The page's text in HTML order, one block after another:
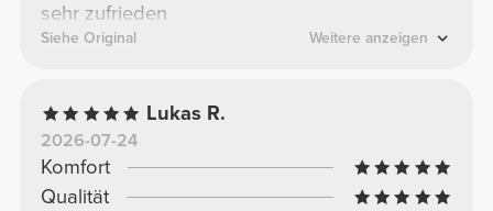
sehr zufrieden
Siehe Original Weitere anzeigen
Lukas R.
2026-07-24
Komfort
Qualität